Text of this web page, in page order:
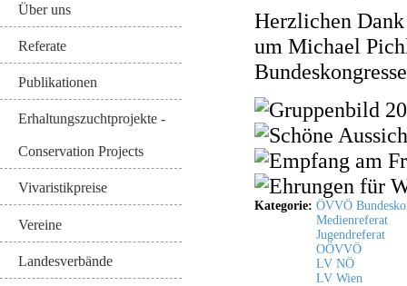
Über uns
Referate
Publikationen
Erhaltungszuchtprojekte -
Conservation Projects
Vivaristikpreise
Vereine
Landesverbände
Herzlichen
um Michael
Kategorie: ÖVVÖ
Medienreferat
Jugendreferat
OÖVVÖ
LV NÖ
LV Wien